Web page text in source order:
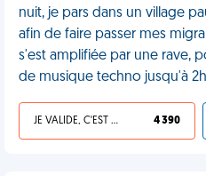
nuit, je pars dans un village
afin de faire passer mes
s'est amplifiée par une rave,
de musique techno jusqu'à
JE VALIDE, C'EST UNE VDM 4 390